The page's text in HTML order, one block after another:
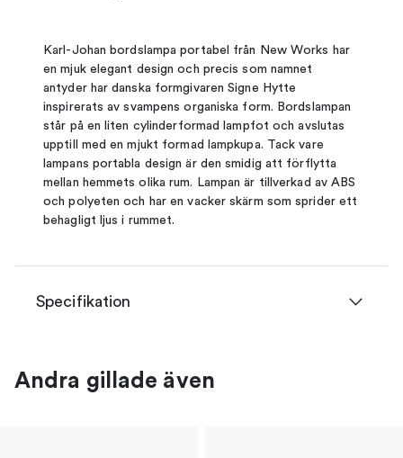
Karl-Johan bordslampa portabel från New Works har
en mjuk elegant design och precis som namnet
antyder har danska formgivaren Signe Hytte
inspirerats av svampens organiska form. Bordslampan
står på en liten cylinderformad lampfot och avslutas
upptill med en mjukt formad lampkupa. Tack vare
lampans portabla design är den smidig att förflytta
mellan hemmets olika rum. Lampan är tillverkad av ABS
och polyeten och har en vacker skärm som sprider ett
behagligt ljus i rummet.
Specifikation
Andra gillade även